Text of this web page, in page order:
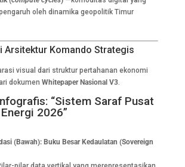
oleh dinamika geopolitik Timur
Arsitektur Komando Strategis
visual dari struktur pertahanan ekonomi
dokumen Whitepaper Nasional V3.
“Sistem Saraf Pusat
2026”
(Bawah): Buku Besar Kedaulatan (Sovereign